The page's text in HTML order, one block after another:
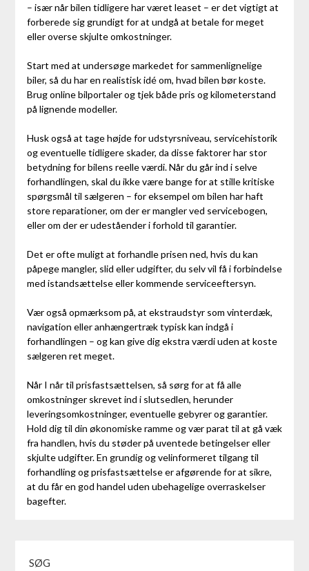
– især når bilen tidligere har været leaset – er det vigtigt at
forberede sig grundigt for at undgå at betale for meget
eller overse skjulte omkostninger.
Start med at undersøge markedet for sammenlignelige
biler, så du har en realistisk idé om, hvad bilen bør koste.
Brug online bilportaler og tjek både pris og kilometerstand
på lignende modeller.
Husk også at tage højde for udstyrsniveau, servicehistorik
og eventuelle tidligere skader, da disse faktorer har stor
betydning for bilens reelle værdi. Når du går ind i selve
forhandlingen, skal du ikke være bange for at stille kritiske
spørgsmål til sælgeren – for eksempel om bilen har haft
store reparationer, om der er mangler ved servicebogen,
eller om der er udeståender i forhold til garantier.
Det er ofte muligt at forhandle prisen ned, hvis du kan
påpege mangler, slid eller udgifter, du selv vil få i forbindelse
med istandsættelse eller kommende serviceeftersyn.
Vær også opmærksom på, at ekstraudstyr som vinterdæk,
navigation eller anhængertræk typisk kan indgå i
forhandlingen – og kan give dig ekstra værdi uden at koste
sælgeren ret meget.
Når I når til prisfastsættelsen, så sørg for at få alle
omkostninger skrevet ind i slutsedlen, herunder
leveringsomkostninger, eventuelle gebyrer og garantier.
Hold dig til din økonomiske ramme og vær parat til at gå væk
fra handlen, hvis du støder på uventede betingelser eller
skjulte udgifter. En grundig og velinformeret tilgang til
forhandling og prisfastsættelse er afgørende for at sikre,
at du får en god handel uden ubehagelige overraskelser
bagefter.
SØG